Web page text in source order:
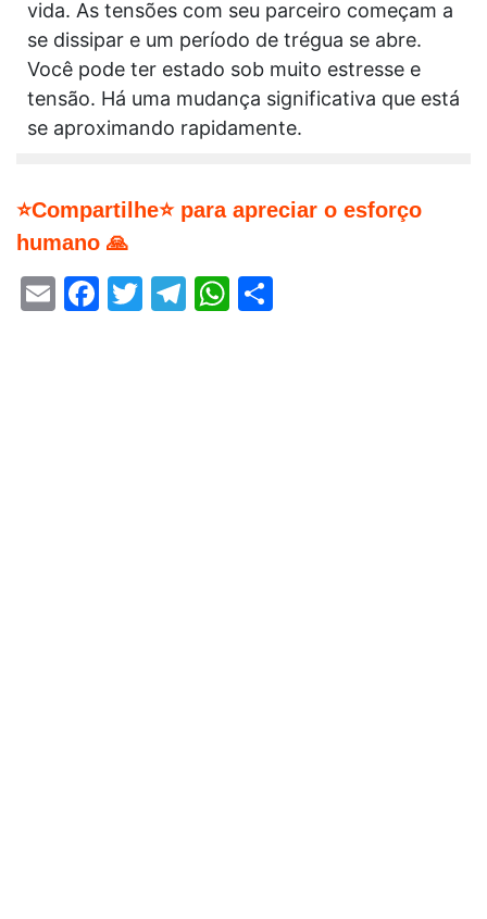
vida. As tensões com seu parceiro começam a
se dissipar e um período de trégua se abre.
Você pode ter estado sob muito estresse e
tensão. Há uma mudança significativa que está
se aproximando rapidamente.
⭐Compartilhe⭐ para apreciar o esforço
humano 🙏
EmailFacebook
Twitter
Telegram
WhatsApp